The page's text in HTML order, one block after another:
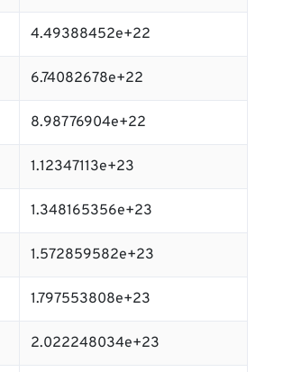
4.49388452e+22
6.74082678e+22
8.98776904e+22
1.12347113e+23
1.348165356e+23
1.572859582e+23
1.797553808e+23
2.022248034e+23